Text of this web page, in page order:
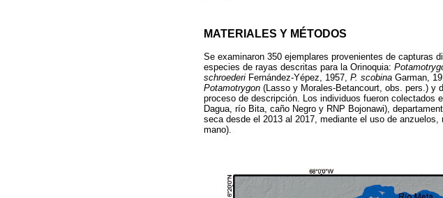
MATERIALES Y MÉTODOS
Se examinaron 350 ejemplares provenientes de capturas
especies de rayas descritas para la Orinoquia:
schroederi Fernández-Yépez, 1957, P. scobina Garman,
Potamotrygon (Lasso y Morales-Betancourt, obs. pers.) y
proceso de descripción. Los individuos fueron colectados
Dagua, río Bita, caño Negro y RNP Bojonawi),
seca desde el 2013 al 2017, mediante el uso de
mano).